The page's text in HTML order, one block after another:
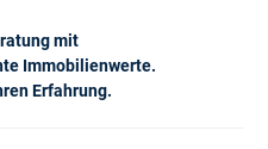
mit
Immobilienwerte.
Erfahrung.